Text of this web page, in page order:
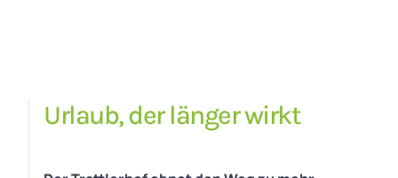
Urlaub, der länger wirkt